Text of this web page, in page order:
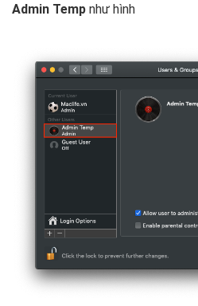
Admin Temp như hình